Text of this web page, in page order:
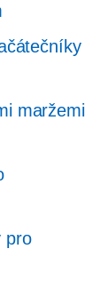
maržemi
pro